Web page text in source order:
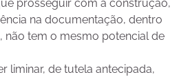
prosseguir com a construção,
na documentação, dentro
não tem o mesmo potencial de
liminar, de tutela antecipada,